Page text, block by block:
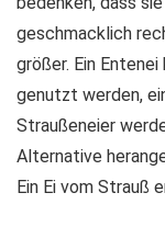
geschmacklich
größer. Ein
genutzt werden,
Straußeneier
Alternative
Ein Ei vom Strauß